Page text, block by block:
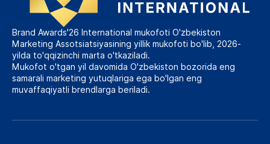
Brand Awards'26 International mukofoti O'zbekiston
Marketing Assotsiatsiyasining yillik mukofoti bo'lib, 2026-
yilda to'qqizinchi marta o'tkaziladi.
Mukofot o'tgan yil davomida O'zbekiston bozorida eng
samarali marketing yutuqlariga ega bo'lgan eng
muvaffaqiyatli brendlarga beriladi.